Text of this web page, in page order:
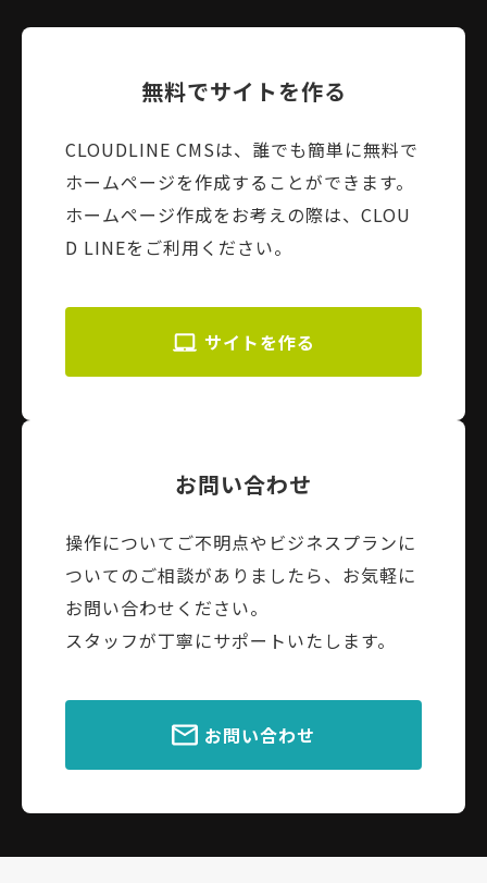
無料でサイトを作る
CLOUDLINE CMSは、誰でも簡単に無料で
ホームページを作成することができます。
ホームページ作成をお考えの際は、CLOU
D LINEをご利用ください。
サイトを作る
お問い合わせ
操作についてご不明点やビジネスプランに
ついてのご相談がありましたら、お気軽に
お問い合わせください。
スタッフが丁寧にサポートいたします。
お問い合わせ